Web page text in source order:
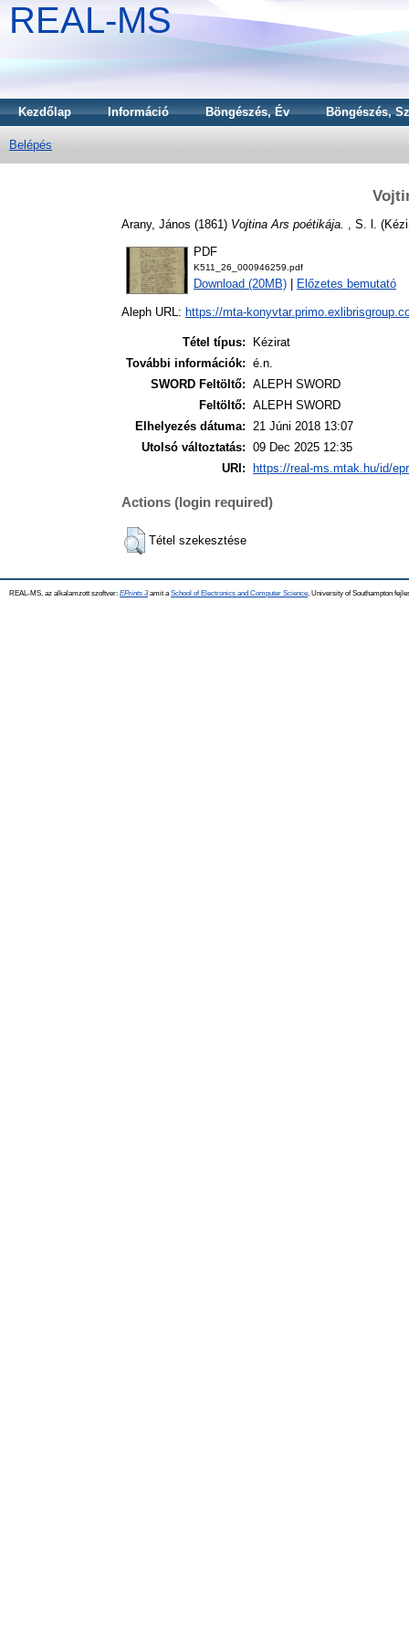
REAL-MS
Kezdőlap Információ Böngészés, Év Böngészés,
Belépés
Arany, János (1861) Vojtina Ars poétikája. , S. l.
PDF
K511_26_000946259.pdf
Download (20MB) Előzetes bemutató
Aleph URL: https://mta-
Tétel típus:
Kézirat
További információk: é.n.
SWORD Feltöltő: ALEPH SWORD
Feltöltő: ALEPH SWORD
Elhelyezés dátuma: 21 Júni 2018 13:07
Utolsó változtatás: 09 Dec 2025 12:35
URI:
https://real-ms.mtak.hu/id/
Actions (login required)
Tétel szekesztése
REAL-MS, az alkalamzott szoftver: EPrints 3amit a School of Electronics and Computer Science , University of Southampton